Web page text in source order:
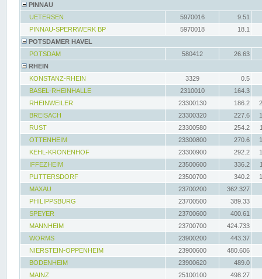
PINNAU
UETERSEN
5970016
9.51
PINNAU-SPERRWERK BP
5970018
18.1
POTSDAMER HAVEL
POTSDAM
580412
26.63
RHEIN
KONSTANZ-RHEIN
3329
0.5
BASEL-RHEINHALLE
2310010
164.3
RHEINWEILER
23300130 186.2
BREISACH
23300320 227.6
RUST
23300580 254.2
OTTENHEIM
23300800 270.6
KEHL-KRONENHOF
23300900 292.2
IFFEZHEIM
23500600 336.2
PLITTERSDORF
23500700 340.2
MAXAU
23700200
362.327
PHILIPPSBURG
23700500
389.33
SPEYER
23700600
400.61
MANNHEIM
23700700
424.733
WORMS
23900200
443.37
NIERSTEIN-OPPENHEIM
23900600
480.606
BODENHEIM
23900620
489.0
MAINZ
25100100
498.27